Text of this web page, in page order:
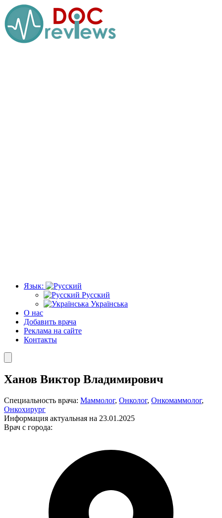
Перейти
к
содержимому
Язык:
Русский
Українська
О нас
Добавить врача
Реклама на сайте
Контакты
Ханов Виктор Владимирович
Специальность врача: Маммолог, Онколог, Онкомаммолог,
Онкохирург
Информация актуальная на 23.01.2025
Врач с города: